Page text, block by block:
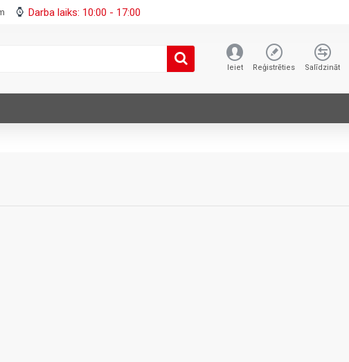
Darba laiks: 10:00 - 17:00
Ieiet Reģistrēties Salīdzināt